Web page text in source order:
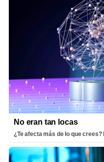
No eran tan locas
¿Te afecta más de lo que crees?